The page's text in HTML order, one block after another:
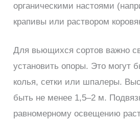
органическими настоями
крапивы или раствором
Для вьющихся сортов важно
установить опоры. Это могут
колья, сетки или шпалеры.
быть не менее 1,5–2 м.
равномерному освещению